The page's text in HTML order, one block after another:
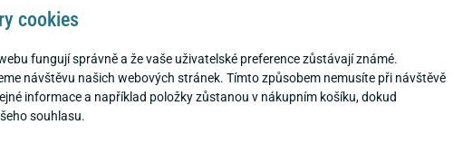
cookies
fungují správně a že vaše uživatelské preference zůstávají známé.
návštěvu našich webových stránek. Tímto způsobem nemusíte při návštěvě
informace a například položky zůstanou v nákupním košíku, dokud
souhlasu.